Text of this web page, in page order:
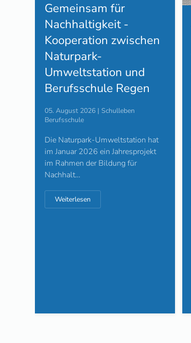
Gemeinsam für
Nachhaltigkeit -
Kooperation zwischen
Naturpark-
Umweltstation und
Berufsschule Regen
05. August 2026 | Schulleben
Berufsschule
Die Naturpark-Umweltstation hat
im Januar 2026 ein Jahresprojekt
im Rahmen der Bildung für
Nachhalt…
Weiterlesen